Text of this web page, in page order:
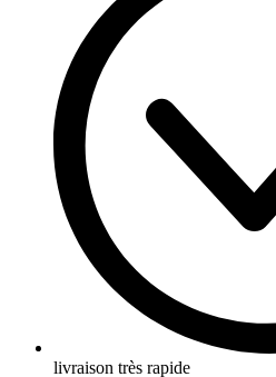
livraison très rapide